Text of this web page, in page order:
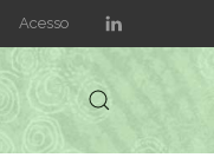
Acesso